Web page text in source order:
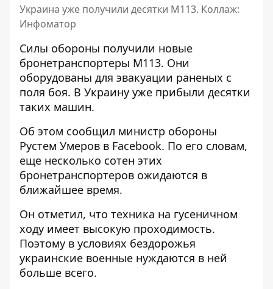
Украина уже получили десятки M113. Коллаж:
Инфоматор
Силы обороны получили новые
бронетранспортеры М113. Они
оборудованы для эвакуации раненых с
поля боя. В Украину уже прибыли десятки
таких машин.
Об этом сообщил министр обороны
Рустем Умеров в Facebook. По его словам,
еще несколько сотен этих
бронетранспортеров ожидаются в
ближайшее время.
Он отметил, что техника на гусеничном
ходу имеет высокую проходимость.
Поэтому в условиях бездорожья
украинские военные нуждаются в ней
больше всего.